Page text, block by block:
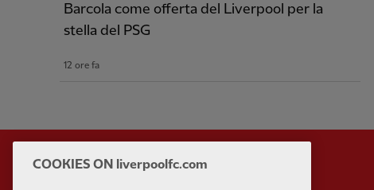
Barcola come offerta del Liverpool per la
stella del PSG
12 ore fa
COOKIES ON liverpoolfc.com